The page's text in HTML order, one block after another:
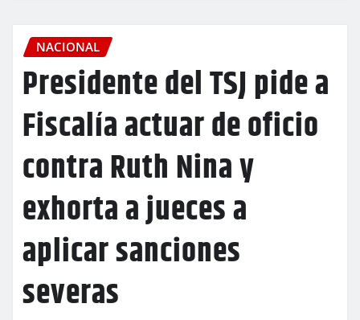
NACIONAL
Presidente del TSJ pide a
Fiscalía actuar de oficio
contra Ruth Nina y
exhorta a jueces a
aplicar sanciones
severas